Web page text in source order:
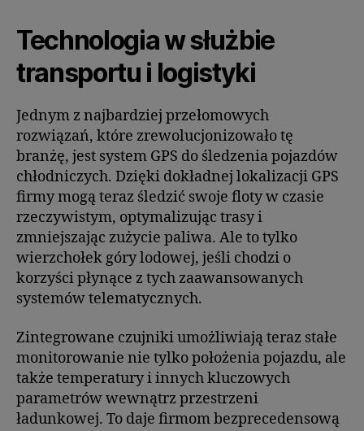
Technologia w służbie
transportu i logistyki
Jednym z najbardziej przełomowych
rozwiązań, które zrewolucjonizowało tę
branżę, jest system GPS do śledzenia pojazdów
chłodniczych. Dzięki dokładnej lokalizacji GPS
firmy mogą teraz śledzić swoje floty w czasie
rzeczywistym, optymalizując trasy i
zmniejszając zużycie paliwa. Ale to tylko
wierzchołek góry lodowej, jeśli chodzi o
korzyści płynące z tych zaawansowanych
systemów telematycznych.
Zintegrowane czujniki umożliwiają teraz stałe
monitorowanie nie tylko położenia pojazdu, ale
także temperatury i innych kluczowych
parametrów wewnątrz przestrzeni
ładunkowej. To daje firmom bezprecedensową